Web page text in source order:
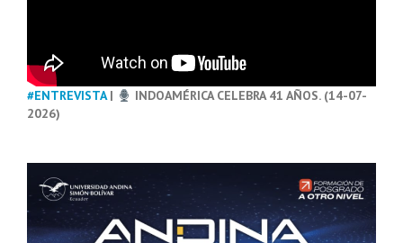
#ENTREVISTA|
INDOAMÉRICA CELEBRA 41 AÑOS. (14-07-
2026)